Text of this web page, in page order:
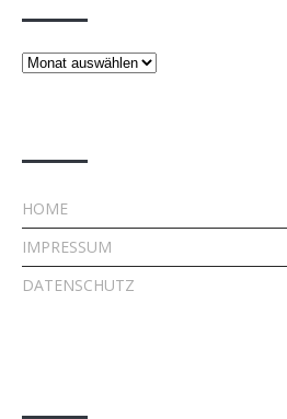
Beiträge
HOME
IMPRESSUM
DATENSCHUTZ